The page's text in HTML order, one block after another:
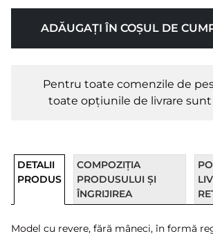
ADĂUGAȚI ÎN COȘUL DE
Pentru toate comenzile de
toate opțiunile de livrare
DETALII
PRODUS
COMPOZIȚIA
PRODUSULUI ȘI
ÎNGRIJIREA
Model cu revere, fără mâneci, în formă